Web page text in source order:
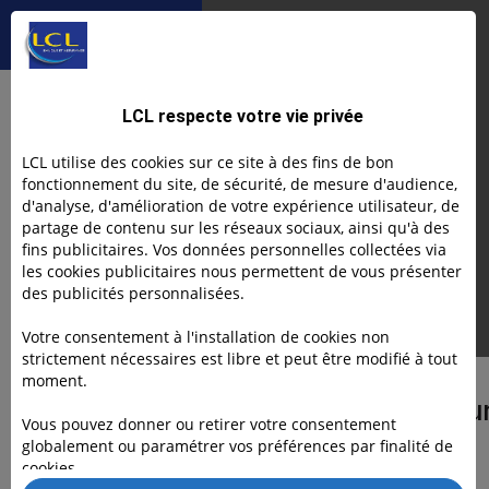
arrière
mon
entreprise
Je me lance
Créer une entreprise
individuelle ou une
société : que choisir
?
DANS CET ARTICLE
Text Link
Une décision clé
votre projet
LCL respecte votre vie privée
LCL utilise des cookies sur ce site à des fins de bon
fonctionnement du site, de sécurité, de mesure d'audience,
d'analyse, d'amélioration de votre expérience utilisateur, de
partage de contenu sur les réseaux sociaux, ainsi qu'à des
fins publicitaires. Vos données personnelles collectées via
les cookies publicitaires nous permettent de vous présenter
des publicités personnalisées.
Votre consentement à l'installation de cookies non
strictement nécessaires est libre et peut être modifié à tout
moment.
Vous pouvez donner ou retirer votre consentement
globalement ou paramétrer vos préférences par finalité de
cookies.